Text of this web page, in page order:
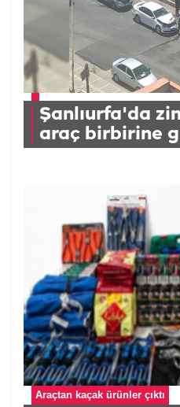
Şanlıurfa'da
araç birbirine
Araçtan kaçak ürünler çıktı